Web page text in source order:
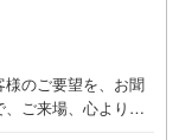
のご要望を、お聞
ご来場、心よりお